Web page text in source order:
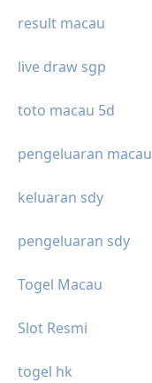
result macau
live draw sgp
toto macau 5d
pengeluaran macau
keluaran sdy
pengeluaran sdy
Togel Macau
Slot Resmi
togel hk